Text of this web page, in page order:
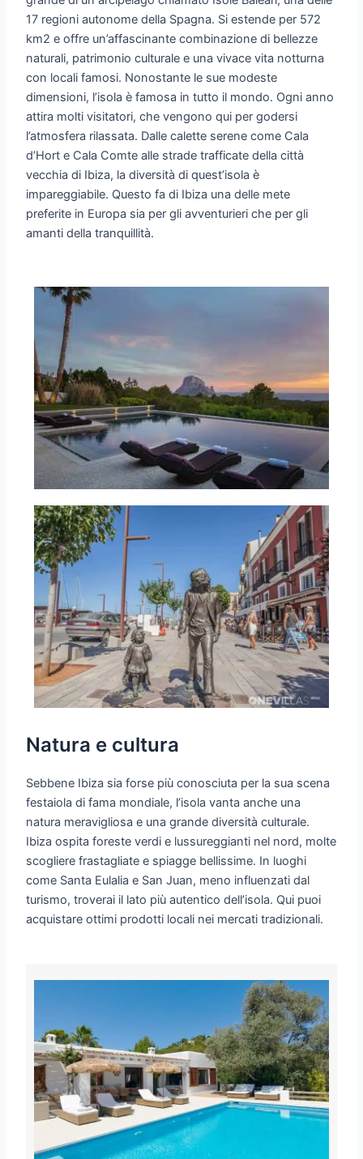
17 regioni autonome della Spagna. Si estende per 572
km2 e offre un’affascinante combinazione di bellezze
naturali, patrimonio culturale e una vivace vita notturna
con locali famosi. Nonostante le sue modeste
dimensioni, l’isola è famosa in tutto il mondo. Ogni anno
attira molti visitatori, che vengono qui per godersi
l’atmosfera rilassata. Dalle calette serene come Cala
d’Hort e Cala Comte alle strade trafficate della città
vecchia di Ibiza, la diversità di quest’isola è
impareggiabile. Questo fa di Ibiza una delle mete
preferite in Europa sia per gli avventurieri che per gli
amanti della tranquillità.
Natura e cultura
Sebbene Ibiza sia forse più conosciuta per la sua scena
festaiola di fama mondiale, l’isola vanta anche una
natura meravigliosa e una grande diversità culturale.
Ibiza ospita foreste verdi e lussureggianti nel nord, molte
scogliere frastagliate e spiagge bellissime. In luoghi
come Santa Eulalia e San Juan, meno influenzati dal
turismo, troverai il lato più autentico dell’isola. Qui puoi
acquistare ottimi prodotti locali nei mercati tradizionali.